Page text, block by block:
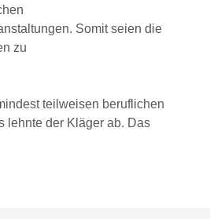
Somit seien die
zu
teilweisen beruflichen
lehnte der Kläger ab. Das